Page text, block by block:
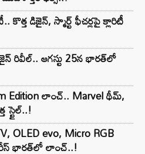
కొత్త డిజైన్, స్మార్ట్ ఫీచర్లపై క్లారిటీ
రివీల్.. ఆగస్టు 25న భారత్‌లో
Edition లాంచ్.. Marvel థీమ్,
స్టైల్..!
OLED evo, Micro RGB
భారత్‌లో లాంచ్..!